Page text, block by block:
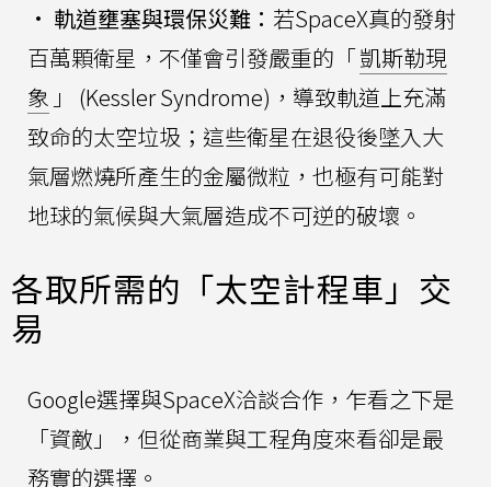
• 軌道壅塞與環保災難： 若SpaceX真的發射
百萬顆衛星，不僅會引發嚴重的「凱斯勒現
象 」 (Kessler Syndrome)，導致軌道上充滿
致命的太空垃圾；這些衛星在退役後墜入大
氣層燃燒所產生的金屬微粒，也極有可能對
地球的氣候與大氣層造成不可逆的破壞。
各取所需的「太空計程車」交
易
Google選擇與SpaceX洽談合作，乍看之下是
「資敵」，但從商業與工程角度來看卻是最
務實的選擇。